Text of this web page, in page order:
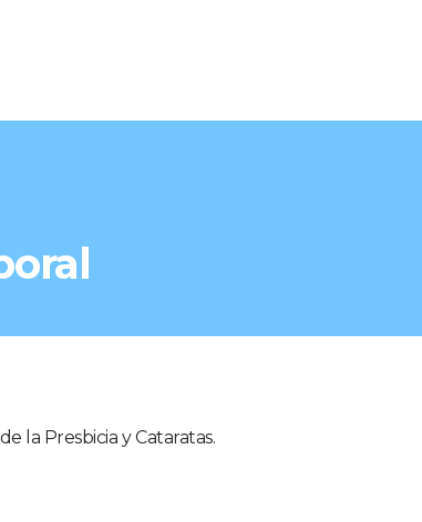
la Presbicia y Cataratas.